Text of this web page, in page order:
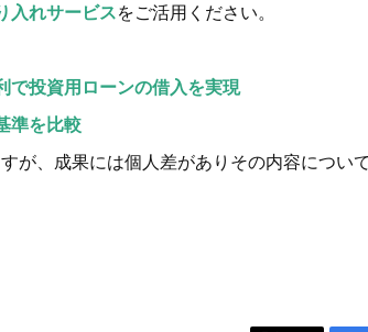
入れサービスをご活用ください。
投資用ローンの借入を実現
準を比較
が、成果には個人差がありその内容につい